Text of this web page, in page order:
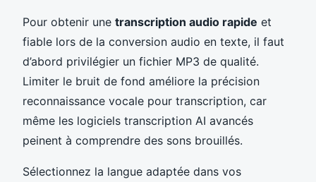
Pour obtenir une transcription audio rapide et
fiable lors de la conversion audio en texte, il faut
d’abord privilégier un fichier MP3 de qualité.
Limiter le bruit de fond améliore la précision
reconnaissance vocale pour transcription, car
même les logiciels transcription AI avancés
peinent à comprendre des sons brouillés.
Sélectionnez la langue adaptée dans vos